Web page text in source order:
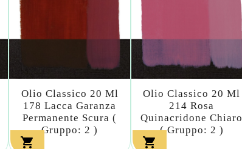
Olio Classico 20 Ml
178 Lacca Garanza
Permanente Scura (
Gruppo: 2 )

Olio Classico 20 Ml
214 Rosa
Quinacridone Chiaro
( Gruppo: 2 )
